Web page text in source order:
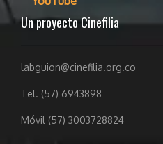
Un proyecto Cinefilia
labguion@cinefilia.org.co
Tel. (57) 6943898
Móvil (57) 3003728824